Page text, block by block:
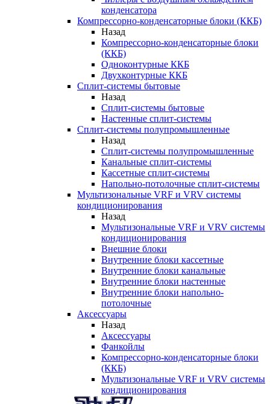
конденсатора
Компрессорно-конденсаторные блоки (ККБ)
Назад
Компрессорно-конденсаторные блоки
(ККБ)
Одноконтурные ККБ
Двухконтурные ККБ
Сплит-системы бытовые
Назад
Сплит-системы бытовые
Настенные сплит-системы
Сплит-системы полупромышленные
Назад
Сплит-системы полупромышленные
Канальные сплит-системы
Кассетные сплит-системы
Напольно-потолочные сплит-системы
Мультизональные VRF и VRV системы
кондиционирования
Назад
Мультизональные VRF и VRV системы
кондиционирования
Внешние блоки
Внутренние блоки кассетные
Внутренние блоки канальные
Внутренние блоки настенные
Внутренние блоки напольно-
потолочные
Аксессуары
Назад
Аксессуары
Фанкойлы
Компрессорно-конденсаторные блоки
(ККБ)
Мультизональные VRF и VRV системы
кондиционирования